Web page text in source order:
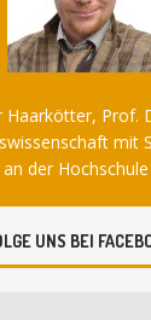
Haarkötter, Prof.
mit
der
UNS BEI